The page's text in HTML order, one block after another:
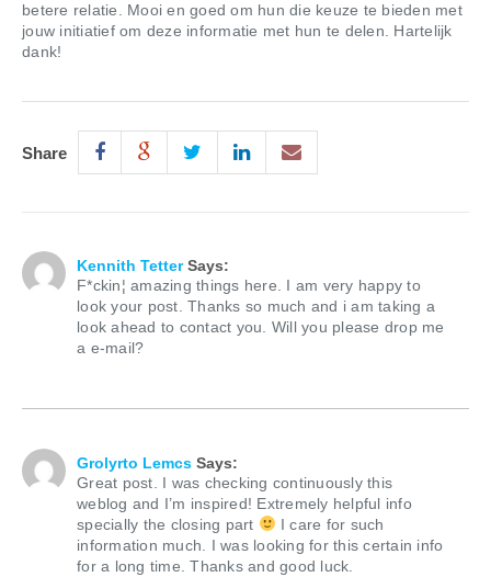
betere relatie. Mooi en goed om hun die keuze te bieden met
jouw initiatief om deze informatie met hun te delen. Hartelijk
dank!
Share
Comments
Kennith TetterSays:
F*ckin¦ amazing things here. I am very happy to
look your post. Thanks so much and i am taking a
look ahead to contact you. Will you please drop me
a e-mail?
Grolyrto Lemcs Says:
Great post. I was checking continuously this
weblog and I’m inspired! Extremely helpful info
specially the closing part
I care for such
information much. I was looking for this certain info
for a long time. Thanks and good luck.